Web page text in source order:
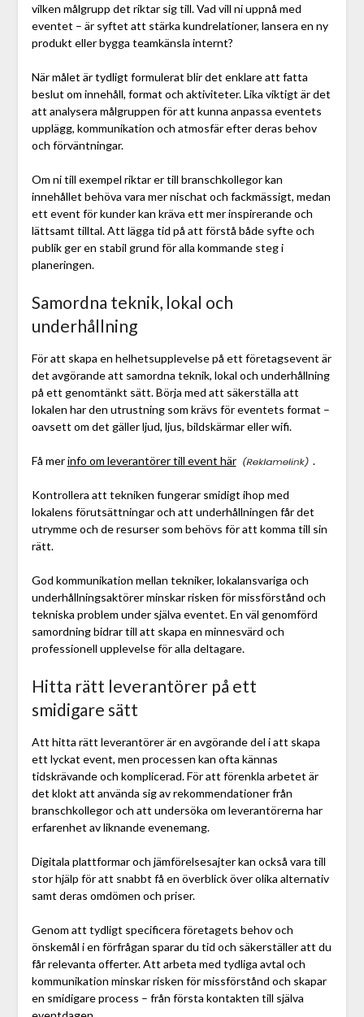
vilken målgrupp det riktar sig till. Vad vill ni uppnå med
eventet – är syftet att stärka kundrelationer, lansera en ny
produkt eller bygga teamkänsla internt?
När målet är tydligt formulerat blir det enklare att fatta
beslut om innehåll, format och aktiviteter. Lika viktigt är det
att analysera målgruppen för att kunna anpassa eventets
upplägg, kommunikation och atmosfär efter deras behov
och förväntningar.
Om ni till exempel riktar er till branschkollegor kan
innehållet behöva vara mer nischat och fackmässigt, medan
ett event för kunder kan kräva ett mer inspirerande och
lättsamt tilltal. Att lägga tid på att förstå både syfte och
publik ger en stabil grund för alla kommande steg i
planeringen.
Samordna teknik, lokal och
underhållning
För att skapa en helhetsupplevelse på ett företagsevent är
det avgörande att samordna teknik, lokal och underhållning
på ett genomtänkt sätt. Börja med att säkerställa att
lokalen har den utrustning som krävs för eventets format –
oavsett om det gäller ljud, ljus, bildskärmar eller wifi.
Få merinfo om leverantörer till event här .
Kontrollera att tekniken fungerar smidigt ihop med
lokalens förutsättningar och att underhållningen får det
utrymme och de resurser som behövs för att komma till sin
rätt.
God kommunikation mellan tekniker, lokalansvariga och
underhållningsaktörer minskar risken för missförstånd och
tekniska problem under själva eventet. En väl genomförd
samordning bidrar till att skapa en minnesvärd och
professionell upplevelse för alla deltagare.
Hitta rätt leverantörer på ett
smidigare sätt
Att hitta rätt leverantörer är en avgörande del i att skapa
ett lyckat event, men processen kan ofta kännas
tidskrävande och komplicerad. För att förenkla arbetet är
det klokt att använda sig av rekommendationer från
branschkollegor och att undersöka om leverantörerna har
erfarenhet av liknande evenemang.
Digitala plattformar och jämförelsesajter kan också vara till
stor hjälp för att snabbt få en överblick över olika alternativ
samt deras omdömen och priser.
Genom att tydligt specificera företagets behov och
önskemål i en förfrågan sparar du tid och säkerställer att du
får relevanta offerter. Att arbeta med tydliga avtal och
kommunikation minskar risken för missförstånd och skapar
en smidigare process – från första kontakten till själva